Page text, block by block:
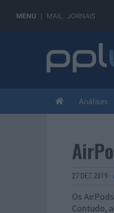
MENU MAIL JORNAIS
Análises
27 DEZ 2019 ·
Os
Contudo,